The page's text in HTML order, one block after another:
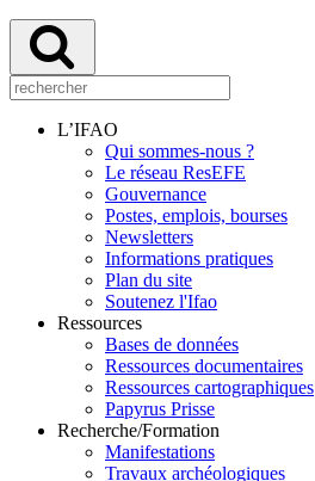
L’IFAO
Qui sommes-nous ?
Le réseau ResEFE
Gouvernance
Postes, emplois, bourses
Newsletters
Informations pratiques
Plan du site
Soutenez l'Ifao
Ressources
Bases de données
Ressources documentaires
Ressources cartographiques
Papyrus Prisse
Recherche/Formation
Manifestations
Travaux archéologiques